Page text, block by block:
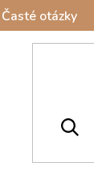
Časté otázky